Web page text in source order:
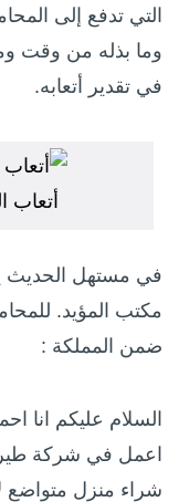
التي تدفع إلى
وما بذله من وقت
في تقدير أتعابه.
أتعاب
في مستهل الحديث
مكتب المؤيد.
ضمن المملكة :
السلام عليكم انا
اعمل في شركة
شراء منزل متواضع